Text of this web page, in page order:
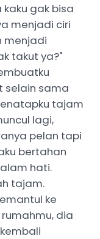
kaku gak bisa
menjadi ciri
menjadi
takut ya?"
selain sama
tajam
lagi,
pelan tapi
bertahan
hati.
tajam.
ke
dia